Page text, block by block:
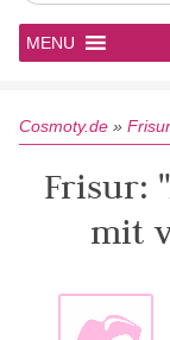
MENU
Cosmoty.de »
Frisur:
mit